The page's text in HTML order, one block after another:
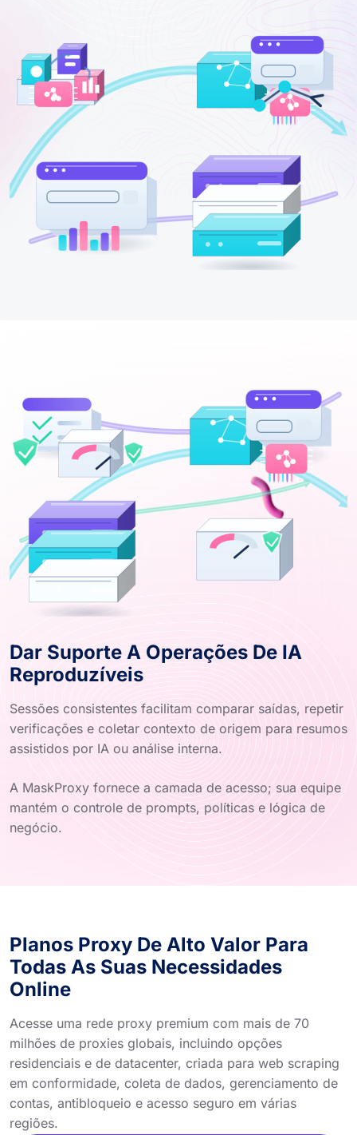
Dar Suporte A Operações De IA
Reproduzíveis
Sessões consistentes facilitam comparar saídas, repetir
verificações e coletar contexto de origem para resumos
assistidos por IA ou análise interna.
A MaskProxy fornece a camada de acesso; sua equipe
mantém o controle de prompts, políticas e lógica de
negócio.
Planos Proxy De Alto Valor Para
Todas As Suas Necessidades
Online
Acesse uma rede proxy premium com mais de 70
milhões de proxies globais, incluindo opções
residenciais e de datacenter, criada para web scraping
em conformidade, coleta de dados, gerenciamento de
contas, antibloqueio e acesso seguro em várias
regiões.